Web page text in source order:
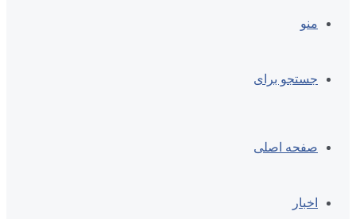
منو
جستجو برای
صفحه اصلی
اخبار